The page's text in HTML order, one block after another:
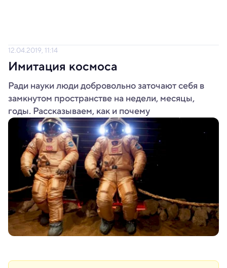
12.04.2019, 11:14
Имитация космоса
Ради науки люди добровольно заточают себя в
замкнутом пространстве на недели, месяцы,
годы. Рассказываем, как и почему